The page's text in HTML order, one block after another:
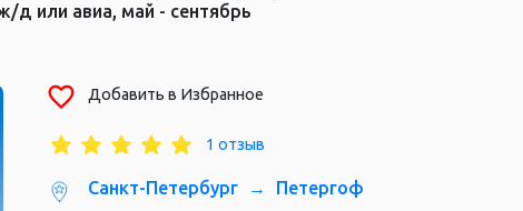
д или авиа, май - сентябрь
Добавить в Избранное
1 отзыв
Санкт-Петербург Петергоф